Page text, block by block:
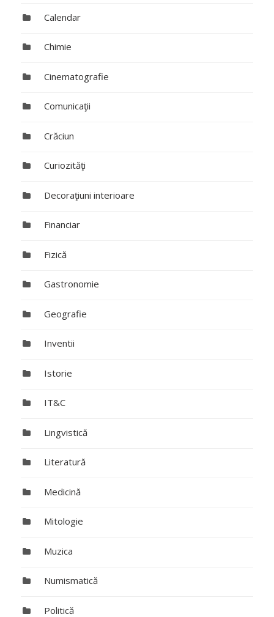
Calendar
Chimie
Cinematografie
Comunicaţii
Crăciun
Curiozităţi
Decoraţiuni interioare
Financiar
Fizică
Gastronomie
Geografie
Inventii
Istorie
IT&C
Lingvistică
Literatură
Medicină
Mitologie
Muzica
Numismatică
Politică